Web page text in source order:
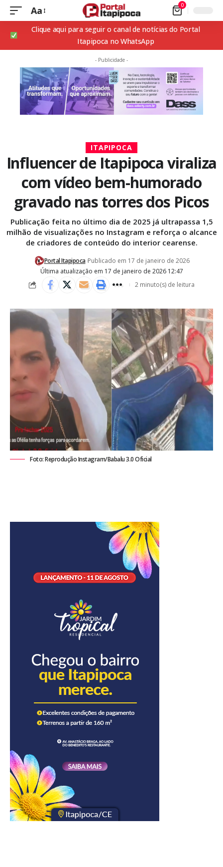
Aa 0
Clique aqui para seguir o canal de notícias do Portal
Itapipoca no WhatsApp
- Publicidade -
ITAPIPOCA
Influencer de Itapipoca viraliza
com vídeo bem-humorado
gravado nas torres dos Picos
Publicação feita no último dia de 2025 já ultrapassa 1,5
milhão de visualizações no Instagram e reforça o alcance
de criadores de conteúdo do interior cearense.
Última atualização em 17 de janeiro de 2026 12:47
Portal Itapipoca Publicado em 17 de janeiro de 2026
2 minuto(s) de leitura
Foto: Reprodução Instagram/Babalu 3.0 Oficial